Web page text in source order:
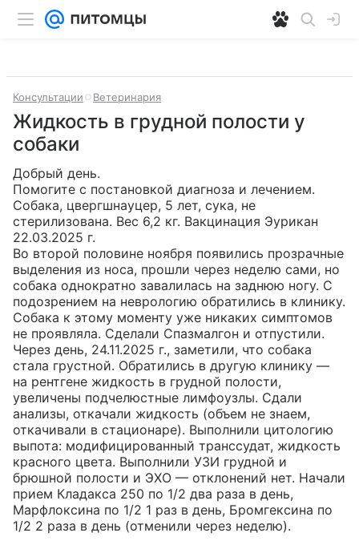
Консультации Ветеринария
Жидкость в грудной полости у
собаки
Добрый день.
Помогите с постановкой диагноза и лечением.
Собака, цвергшнауцер, 5 лет, сука, не
стерилизована. Вес 6,2 кг. Вакцинация Эурикан
22.03.2025 г.
Во второй половине ноября появились прозрачные
выделения из носа, прошли через неделю сами, но
собака однократно завалилась на заднюю ногу. С
подозрением на неврологию обратились в клинику.
Собака к этому моменту уже никаких симптомов
не проявляла. Сделали Спазмалгон и отпустили.
Через день, 24.11.2025 г., заметили, что собака
стала грустной. Обратились в другую клинику —
на рентгене жидкость в грудной полости,
увеличены подчелюстные лимфоузлы. Сдали
анализы, откачали жидкость (объем не знаем,
откачивали в стационаре). Выполнили цитологию
выпота: модифицированный транссудат, жидкость
красного цвета. Выполнили УЗИ грудной и
брюшной полости и ЭХО — отклонений нет. Начали
прием Кладакса 250 по 1/2 два раза в день,
Марфлоксина по 1/2 1 раз в день, Бромгексина по
1/2 2 раза в день (отменили через неделю).